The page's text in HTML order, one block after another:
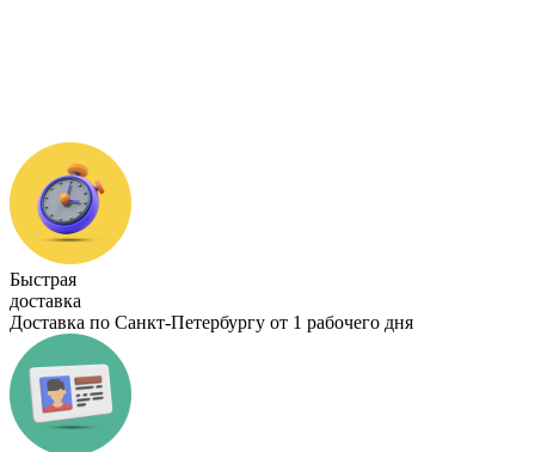
Быстрая
доставка
Доставка по Санкт-Петербургу от 1 рабочего дня